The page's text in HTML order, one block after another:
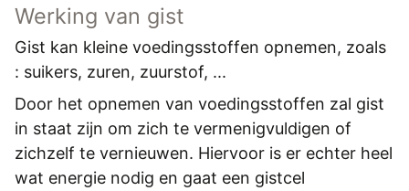
Werking van gist
Gist kan kleine voedingsstoffen opnemen, zoals
: suikers, zuren, zuurstof, ...
Door het opnemen van voedingsstoffen zal gist
in staat zijn om zich te vermenigvuldigen of
zichzelf te vernieuwen. Hiervoor is er echter heel
wat energie nodig en gaat een gistcel